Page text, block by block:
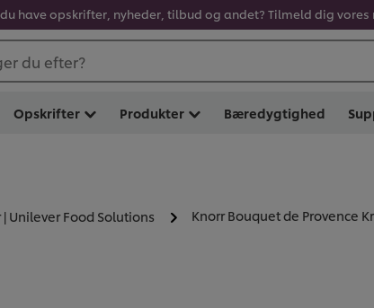
have opskrifter, nyheder, tilbud og andet? Tilmeld dig vores
du efter?
Opskrifter Produkter Bæredygtighed
Unilever Food Solutions Knorr Bouquet de Provence